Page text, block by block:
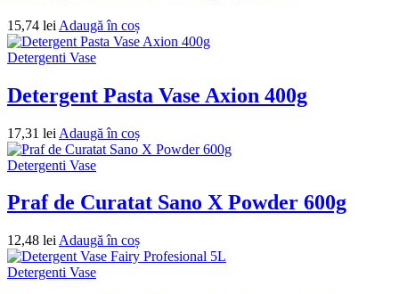
15,74 lei Adaugă în coș
Detergenti Vase
Detergent Pasta Vase Axion 400g
17,31 lei Adaugă în coș
Detergenti Vase
Praf de Curatat Sano X Powder 600g
12,48 lei Adaugă în coș
Detergenti Vase